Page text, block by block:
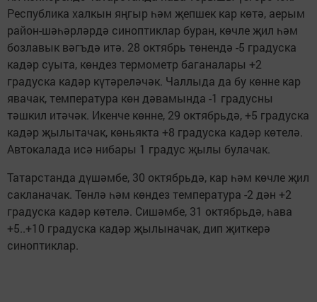
Республика халкын яңгыр һәм җепшек кар көтә, аерым
район-шәһәрләрдә синоптиклар буран, көчле җил һәм
бозлавык вәгъдә итә. 28 октябрь төнендә -5 градуска
кадәр суыта, көндез термометр баганалары +2
градуска кадәр күтәреләчәк. Чаллыда да бу көнне кар
явачак, температура көн дәвамында -1 градусны
тәшкил итәчәк. Икенче көнне, 29 октябрьдә, +5 градуска
кадәр җылытачак, көньякта +8 градуска кадәр көтелә.
Автокалада исә нибары 1 градус җылы булачак.
Татарстанда дүшәмбе, 30 октябрьдә, кар һәм көчле җил
сакланачак. Төнлә һәм көндез температура -2 дән +2
градуска кадәр көтелә. Сишәмбе, 31 октябрьдә, һава
+5..+10 градуска кадәр җылыначак, дип җиткерә
синоптиклар.